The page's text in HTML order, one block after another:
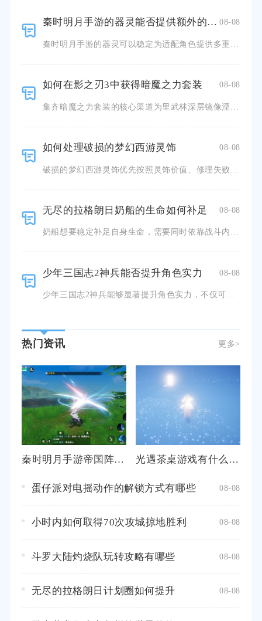
秦时明月手游的器灵能否提供额外的能力 08-08
如何在影之刃3中获得暗魔之力套装 08-08
如何处理破损的梦幻西游灵饰 08-08
无尽的拉格朗日奶船的生命如何补足 08-08
奶船想要稳定补足自身生命，需要同时依靠战斗内应急维修机制、舰队阵型保护、技术值合理分配以及战后持续补
少年三国志2神兵能否提升角色实力 08-08
少年三国志2神兵能够显著提升角色实力，不仅可以直观增加武将面板属性，还能解锁专属战斗技能、多样养成增
热门资讯 更多>
秦时明月手游帝国阵容怎样才能达到最佳效果 光遇茶桌游戏有什么有趣玩法
蛋仔派对电摇动作的解锁方式有哪些 08-08
小时内如何取得70次攻城掠地胜利 08-08
斗罗大陆灼烧队玩转攻略有哪些 08-08
无尽的拉格朗日计划圈如何提升 08-08